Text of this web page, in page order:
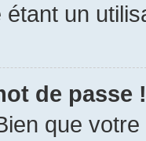
un
de passe !
que